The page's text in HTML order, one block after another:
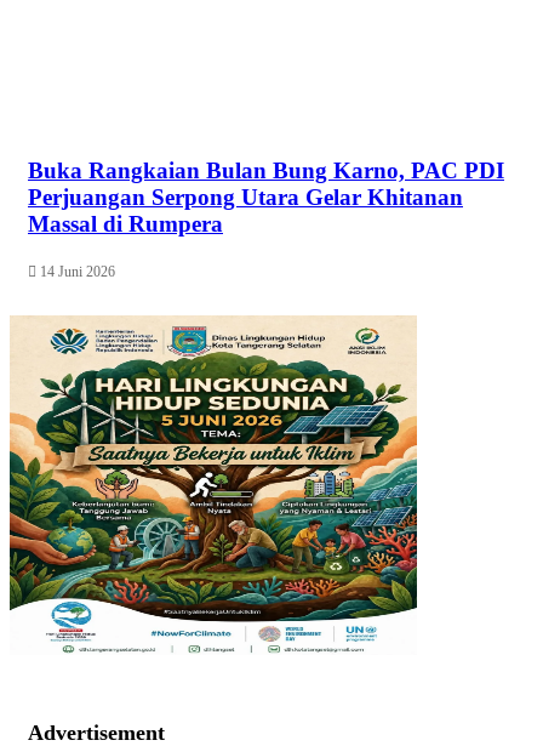
Buka Rangkaian Bulan Bung Karno, PAC PDI
Perjuangan Serpong Utara Gelar Khitanan
Massal di Rumpera
14 Juni 2026
Advertisement